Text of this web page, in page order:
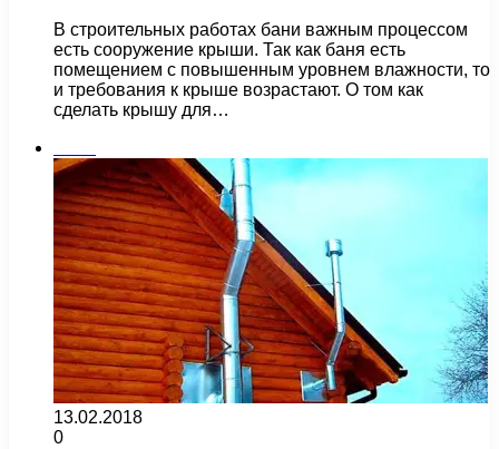
В строительных работах бани важным процессом
есть сооружение крыши. Так как баня есть
помещением с повышенным уровнем влажности, то
и требования к крыше возрастают. О том как
сделать крышу для…
13.02.2018
0